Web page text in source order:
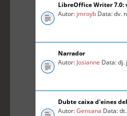
LibreOffice Writer 7.0:
Autor: jmroyb Data: dv.
Narrador
Autor: Josianne Data: dj.
Dubte caixa d'eines
Autor:Gensana Data: